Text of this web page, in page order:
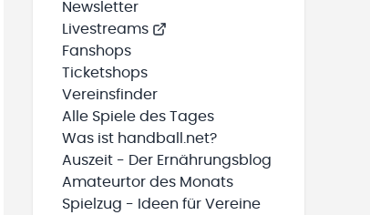
WIRD GELADEN
HINZUFÜGEN
Newsletter
Livestreams
Fanshops
Ticketshops
Vereinsfinder
Alle Spiele des Tages
Was ist handball.net?
Auszeit - Der Ernährungsblog
Amateurtor des Monats
Spielzug - Ideen für Vereine